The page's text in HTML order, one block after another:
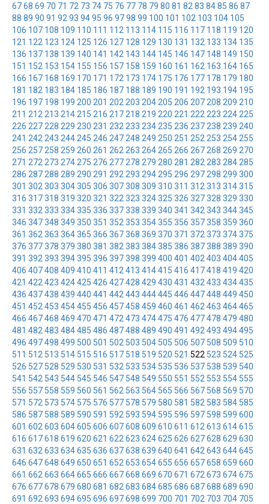
6768 69 70 71 72 73 74 75 76 77 78 79 80 81 82 83 8485 86 87
88 89 90 91 92 93 9495 96 9798 99 100 101 102 103 104 105
106 107 108 109 110 111 112 113 114 115 116 117 118 119 120
121 122 123 124 125 126 127 128 129 130 131 132 133 134 135
136 137 138 139 140 141 142 143 144 145 146 147 148 149 150
151 152 153 154 155 156 157 158 159 160 161 162 163 164 165
166 167 168 169 170 171 172 173 174 175 176 177 178 179 180
181 182 183 184 185 186 187 188 189 190 191 192 193 194 195
196 197 198 199 200 201 202 203 204 205 206 207 208 209 210
211 212 213 214 215 216 217 218 219 220 221 222 223 224 225
226 227 228 229 230 231 232 233 234 235 236 237 238 239 240
241 242 243 244 245 246 247 248 249 250 251 252 253 254 255
256 257 258 259 260 261 262 263 264 265 266 267 268 269 270
271 272 273 274 275 276 277 278 279 280 281 282 283 284 285
286 287 288 289 290 291 292 293 294 295 296 297 298 299 300
301 302 303 304305 306 307308 309 310 311 312 313 314315
316 317318 319 320 321 322 323 324325 326 327328 329 330
331 332 333 334335 336 337338 339 340 341 342 343 344345
346 347348 349 350 351 352 353 354355 356 357358 359 360
361 362 363 364365 366 367368 369 370 371 372 373 374375
376 377378 379 380 381 382 383 384385 386 387388 389 390
391 392 393 394395 396 397398 399 400 401 402 403 404405
406 407408 409 410 411 412 413 414415 416 417418 419 420
421 422 423 424425 426 427428 429 430 431 432 433 434435
436 437438 439 440 441 442 443 444445 446 447448 449 450
451 452 453 454455 456 457458 459 460 461 462 463 464465
466 467468 469 470 471 472 473 474475 476 477478 479 480
481 482 483 484485 486 487488 489 490 491 492 493 494495
496 497498 499 500 501 502 503 504 505 506 507 508 509 510
511 512 513 514 515 516 517 518 519 520 521 522 523 524 525
526 527 528 529 530 531 532 533 534 535 536 537 538 539 540
541 542 543 544 545 546 547 548 549 550 551 552 553 554 555
556 557 558 559 560 561 562 563 564 565 566 567 568 569 570
571 572 573 574 575 576 577 578 579 580 581 582 583 584 585
586 587 588 589 590 591 592 593 594 595 596 597 598 599 600
601 602 603 604605 606 607608 609 610 611 612 613 614615
616 617618 619 620 621 622 623 624625 626 627628 629 630
631 632 633 634635 636 637638 639 640 641 642 643 644645
646 647648 649 650 651 652 653 654655 656 657658 659 660
661 662 663 664665 666 667668 669 670 671 672 673 674675
676 677678 679 680 681 682 683 684685 686 687688 689 690
691 692 693 694695 696 697698 699 700 701 702 703 704 705